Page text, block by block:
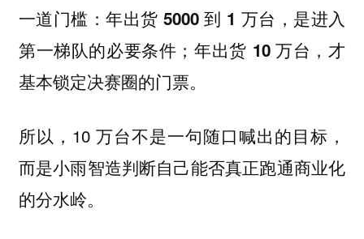
一道门槛：年出货 5000 到 1 万台，是进入
第一梯队的必要条件；年出货 10 万台，才
基本锁定决赛圈的门票。
所以，10 万台不是一句随口喊出的目标，
而是小雨智造判断自己能否真正跑通商业化
的分水岭。